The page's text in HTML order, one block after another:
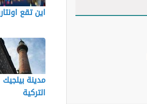
اين تقع
مدينة بيلجيك
التركية